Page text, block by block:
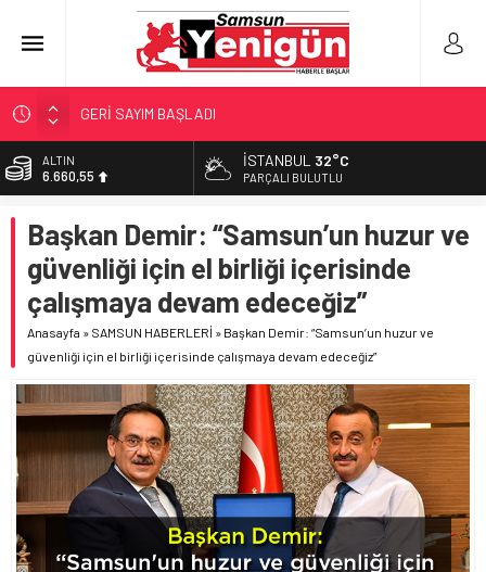
GERİ SAYIM BAŞLADI
SAMSUNSPOR’DA HEDEF 5’İNCİLİK!
‘BAFRA’YA YATIRIM YAPIN!’
YÖNETİCİ SEÇERKEN YAPILAN EN BÜYÜK HATALAR
ALTIN
6.660,55
13.779,39
DOLAR
47,7111
55,1881
İSTANBUL 32°C
PARÇALI BULUTLU
Başkan Demir: “Samsun’un huzur ve
güvenliği için el birliği içerisinde
çalışmaya devam edeceğiz”
Anasayfa » SAMSUN HABERLERİ » Başkan Demir: “Samsun’un huzur ve
güvenliği için el birliği içerisinde çalışmaya devam edeceğiz”